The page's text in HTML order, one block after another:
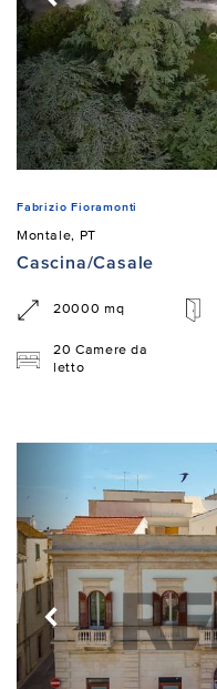
Fabrizio Fioramonti
Montale, PT
Cascina/Casale
20000 mq
20 Camere da
letto